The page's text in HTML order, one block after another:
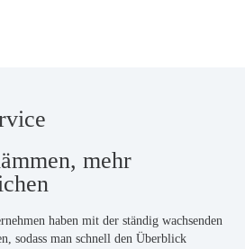
mehr
haben mit der ständig wachsenden
sodass man schnell den Überblick